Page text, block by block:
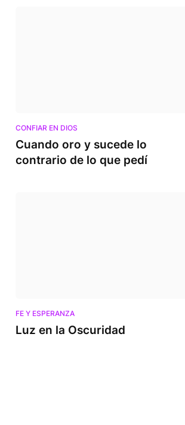
CONFIAR EN DIOS
Cuando oro y sucede lo
contrario de lo que pedí
FE Y ESPERANZA
Luz en la Oscuridad